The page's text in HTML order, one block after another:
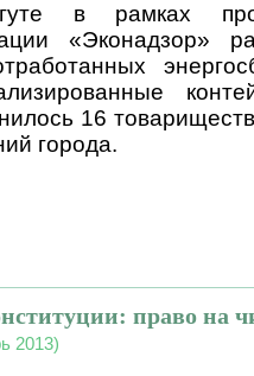
в рамках
«Эконадзор»
16
города.
право на
2013)